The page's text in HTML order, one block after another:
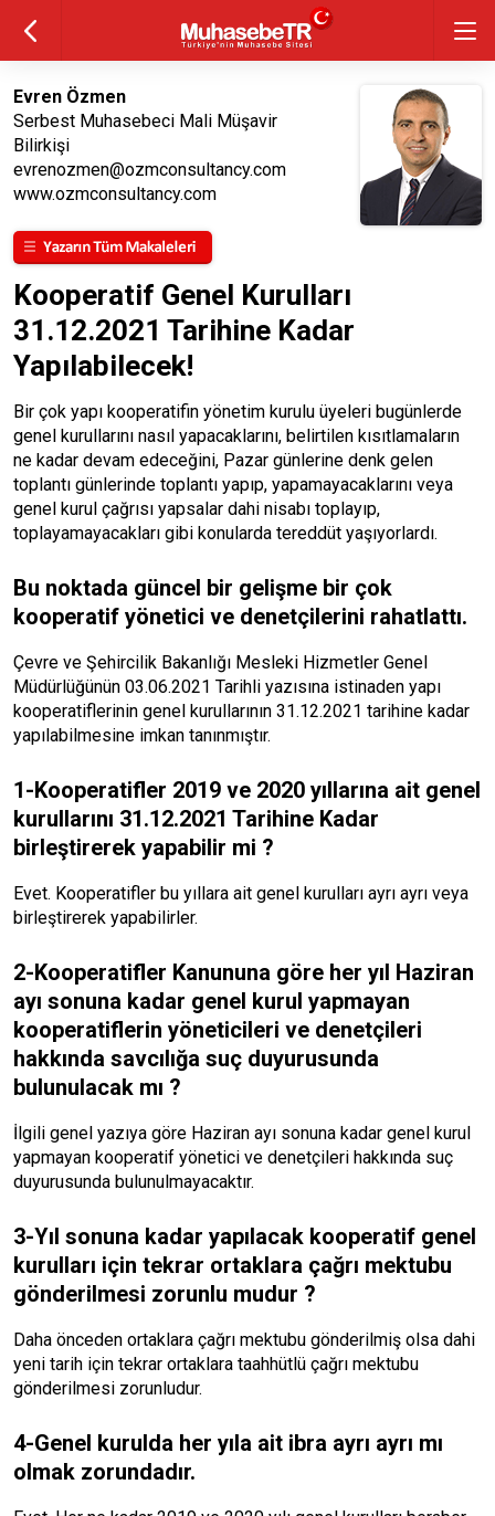
Evren Özmen
Serbest Muhasebeci Mali Müşavir
Bilirkişi
evrenozmen@ozmconsultancy.com
www.ozmconsultancy.com
Kooperatif Genel Kurulları
31.12.2021 Tarihine Kadar
Yapılabilecek!
Bir çok yapı kooperatifin yönetim kurulu üyeleri bugünlerde
genel kurullarını nasıl yapacaklarını, belirtilen kısıtlamaların
ne kadar devam edeceğini, Pazar günlerine denk gelen
toplantı günlerinde toplantı yapıp, yapamayacaklarını veya
genel kurul çağrısı yapsalar dahi nisabı toplayıp,
toplayamayacakları gibi konularda tereddüt yaşıyorlardı.
Bu noktada güncel bir gelişme bir çok
kooperatif yönetici ve denetçilerini rahatlattı.
Çevre ve Şehircilik Bakanlığı Mesleki Hizmetler Genel
Müdürlüğünün 03.06.2021 Tarihli yazısına istinaden yapı
kooperatiflerinin genel kurullarının 31.12.2021 tarihine kadar
yapılabilmesine imkan tanınmıştır.
1-Kooperatifler 2019 ve 2020 yıllarına ait genel
kurullarını 31.12.2021 Tarihine Kadar
birleştirerek yapabilir mi ?
Evet. Kooperatifler bu yıllara ait genel kurulları ayrı ayrı veya
birleştirerek yapabilirler.
2-Kooperatifler Kanununa göre her yıl Haziran
ayı sonuna kadar genel kurul yapmayan
kooperatiflerin yöneticileri ve denetçileri
hakkında savcılığa suç duyurusunda
bulunulacak mı ?
İlgili genel yazıya göre Haziran ayı sonuna kadar genel kurul
yapmayan kooperatif yönetici ve denetçileri hakkında suç
duyurusunda bulunulmayacaktır.
3-Yıl sonuna kadar yapılacak kooperatif genel
kurulları için tekrar ortaklara çağrı mektubu
gönderilmesi zorunlu mudur ?
Daha önceden ortaklara çağrı mektubu gönderilmiş olsa dahi
yeni tarih için tekrar ortaklara taahhütlü çağrı mektubu
gönderilmesi zorunludur.
4-Genel kurulda her yıla ait ibra ayrı ayrı mı
olmak zorundadır.